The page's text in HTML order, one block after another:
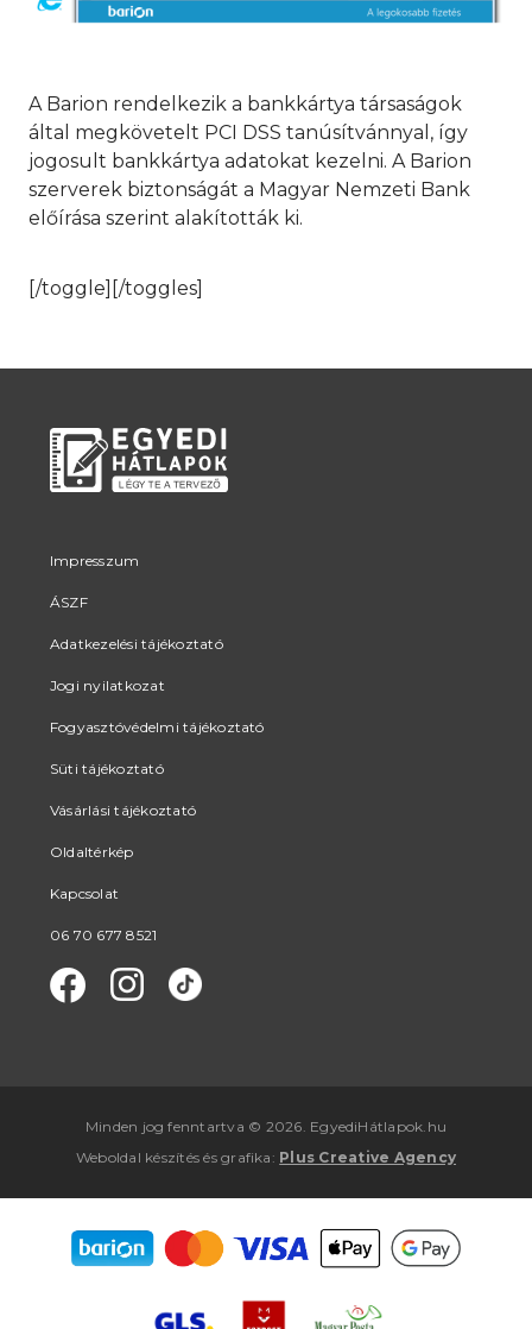
A Barion rendelkezik a bankkártya társaságok
által megkövetelt PCI DSS tanúsítvánnyal, így
jogosult bankkártya adatokat kezelni. A Barion
szerverek biztonságát a Magyar Nemzeti Bank
előírása szerint alakították ki.
[/toggle][/toggles]
Impresszum
ÁSZF
Adatkezelési tájékoztató
Jogi nyilatkozat
Fogyasztóvédelmi tájékoztató
Süti tájékoztató
Vásárlási tájékoztató
Oldaltérkép
Kapcsolat
06 70 677 8521
Minden jog fenntartva © 2026. EgyediHátlapok.hu
Weboldal készítés ésgrafika : Plus Creative Agency